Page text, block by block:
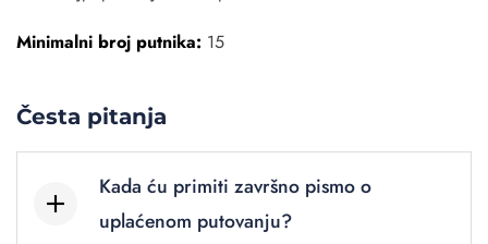
Minimalni broj putnika: 15
Česta pitanja
Kada ću primiti završno pismo o
uplaćenom putovanju?